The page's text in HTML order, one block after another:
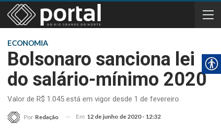
ECONOMIA
Bolsonaro sanciona lei
do salário-mínimo 2020
Valor de R$ 1.045 está em vigor desde 1 de fevereiro
Por Redação Em 12 de junho de 2020 - 12:32